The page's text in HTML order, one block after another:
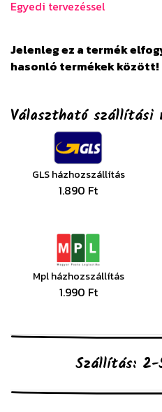
Egyedi tervezéssel
Jelenleg ez a termék
hasonló termékek között!
Választható szállítási
GLS házhozszállítás
1.890 Ft
Mpl házhozszállítás
1.990 Ft
Szállítás: 2-